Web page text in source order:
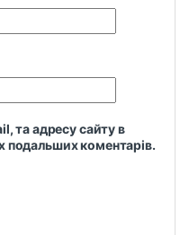
та адресу сайту в
подальших коментарів.